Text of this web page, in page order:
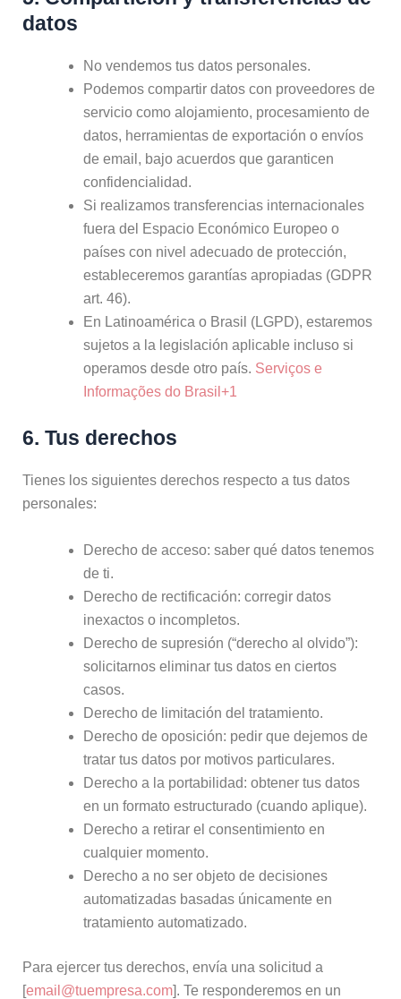
datos
No vendemos tus datos personales.
Podemos compartir datos con proveedores de
servicio como alojamiento, procesamiento de
datos, herramientas de exportación o envíos
de email, bajo acuerdos que garanticen
confidencialidad.
Si realizamos transferencias internacionales
fuera del Espacio Económico Europeo o
países con nivel adecuado de protección,
estableceremos garantías apropiadas (GDPR
art. 46).
En Latinoamérica o Brasil (LGPD), estaremos
sujetos a la legislación aplicable incluso si
operamos desde otro país. Serviços e
Informações do Brasil +1
6. Tus derechos
Tienes los siguientes derechos respecto a tus datos
personales:
Derecho de acceso: saber qué datos tenemos
de ti.
Derecho de rectificación: corregir datos
inexactos o incompletos.
Derecho de supresión (“derecho al olvido”):
solicitarnos eliminar tus datos en ciertos
casos.
Derecho de limitación del tratamiento.
Derecho de oposición: pedir que dejemos de
tratar tus datos por motivos particulares.
Derecho a la portabilidad: obtener tus datos
en un formato estructurado (cuando aplique).
Derecho a retirar el consentimiento en
cualquier momento.
Derecho a no ser objeto de decisiones
automatizadas basadas únicamente en
tratamiento automatizado.
Para ejercer tus derechos, envía una solicitud a
[email@tuempresa.com]. Te responderemos en un